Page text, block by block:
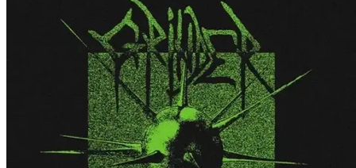
Pagina externă
Pagina externă
Pagina externă
Pagina externă
Vezi pagina artistului